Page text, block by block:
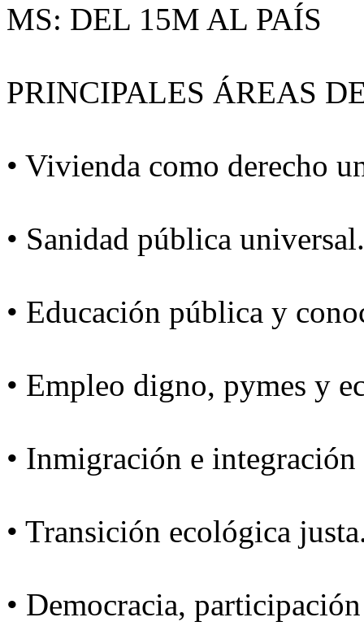
MS: DEL 15M AL PAÍS
PRINCIPALES ÁREAS
• Vivienda como derecho
• Sanidad pública universal.
• Educación pública y
• Empleo digno, pymes y
• Inmigración e
• Transición ecológica
• Democracia,